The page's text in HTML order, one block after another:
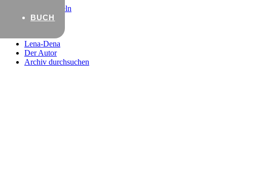
Zum Inhalt wechseln
Lena-Dena
Der Autor
Archiv durchsuchen
BUCH